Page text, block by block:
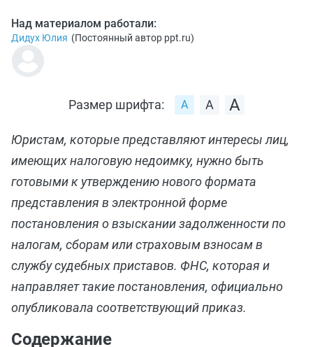
Над материалом работали:
Дидух Юлия (Постоянный автор ppt.ru)
Размер шрифта:
Юристам, которые представляют интересы лиц,
имеющих налоговую недоимку, нужно быть
готовыми к утверждению нового формата
представления в электронной форме
постановления о взыскании задолженности по
налогам, сборам или страховым взносам в
службу судебных приставов. ФНС, которая и
направляет такие постановления, официально
опубликовала соответствующий приказ.
Содержание